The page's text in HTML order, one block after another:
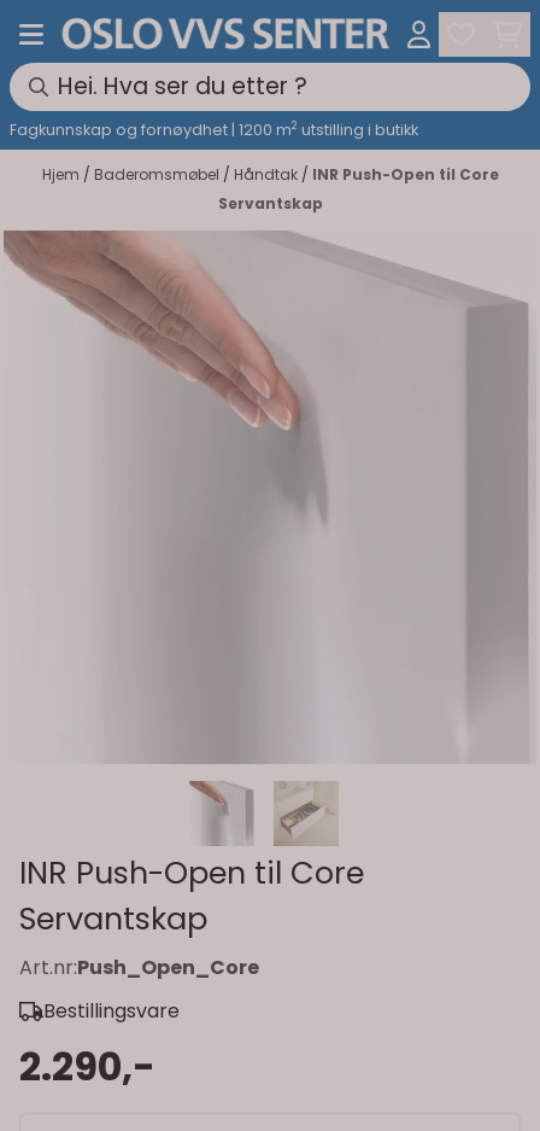
Hopp til innhold
Fagkunnskap og fornøydhet | 1200 m2 utstilling i butikk
Hjem / Baderomsmøbel / Håndtak / INR Push-Open til Core
Servantskap
INR Push-Open til Core
Servantskap
Art.nr:Push_Open_Core
Bestillingsvare
2.290,-